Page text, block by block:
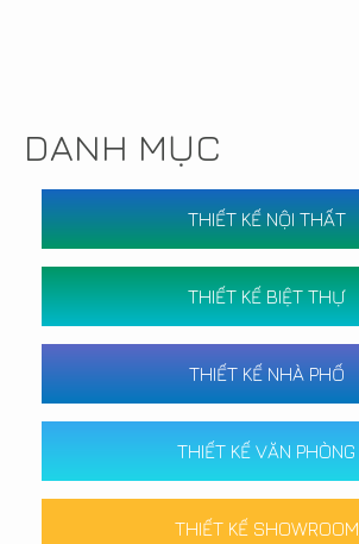
DANH MỤC
THIẾT KẾ NỘI THẤT
THIẾT KẾ BIỆT THỰ
THIẾT KẾ NHÀ PHỐ
THIẾT KẾ VĂN PHÒNG
THIẾT KẾ SHOWROOM